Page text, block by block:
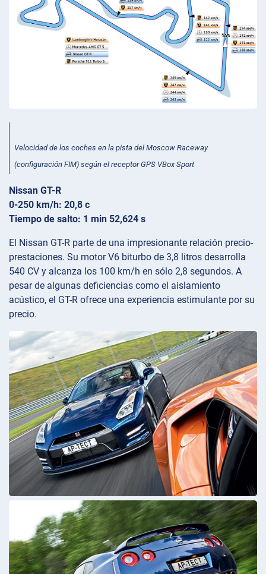
Velocidad de los coches en la pista del Moscow Raceway
(configuración FIM) según el receptor GPS VBox Sport
Nissan GT-R
0-250 km/h: 20,8 c
Tiempo de salto: 1 min 52,624 s
El Nissan GT-R parte de una impresionante relación precio-
prestaciones. Su motor V6 biturbo de 3,8 litros desarrolla
540 CV y alcanza los 100 km/h en sólo 2,8 segundos. A
pesar de algunas deficiencias como el aislamiento
acústico, el GT-R ofrece una experiencia estimulante por su
precio.